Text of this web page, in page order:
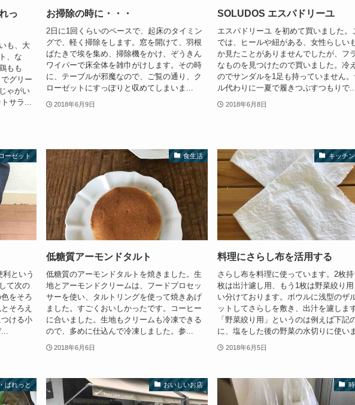
っ
も、大
、な
もも
グリー
ゃがい
サラ...
お掃除の時に・・・
2日に1回くらいのペースで、起床のタイミン
グで、軽く掃除をします。窓を開けて、羽根
ばたきで埃を集め、掃除機をかけ、ぞうきん
ワイパーで床全体を雑巾がけします。その時
に、テーブルが邪魔なので、ご覧の通り、ク
ローゼットにすっぽりと収めてしまいま...
2018年6月9日
SOLUDOS エスパドリーユ
エスパドリーユ を初めて買いました。
では、ヒールや紐がある、女性らしい
か見たことがありませんでしたが、フ
なものを見つけたので買いました。冷
のでサンダルを1足も持っていません
ル代わりに一夏で履きつぶすつもりで...
2018年6月8日
ーゼット
という
て次の
をそろ
そろえ
ける小
食生活
低糖質アーモンドタルト
低糖質のアーモンドタルトを焼きました。生
地とアーモンドクリームは、フードプロセッ
サーを使い、タルトリングを使って焼きあげ
ました。すごくおいしかったです。コーヒー
に合いました。生地もクリームも冷凍できる
ので、多めに仕込んで冷凍しました。参...
2018年6月6日
キッチ
料理にさらし布を活用する
さらし布を料理に使っています。2枚持
枚は出汁濾し用、もう1枚は野菜絞り
い分けております。ボウルに浅型のザ
ットしてさらしを敷き、出汁を濾します
「野菜絞り用」というのは例えば下記
に、塩をした後の野菜の水切りに使い
2018年6月5日
ぱれっと おいしいお店